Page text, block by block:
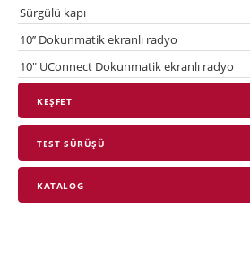
Sürgülü kapı
10’’ Dokunmatik ekranlı radyo
10" UConnect Dokunmatik ekranlı radyo
KEŞFET
TEST SÜRÜŞÜ
KATALOG